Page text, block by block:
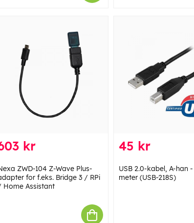
kr
ZWD-104 Z-Wave Plus-
for f.eks. Bridge 3 / RPi
Home Assistant
45 kr
USB 2.0-kabel, A-han
meter (USB-218S)